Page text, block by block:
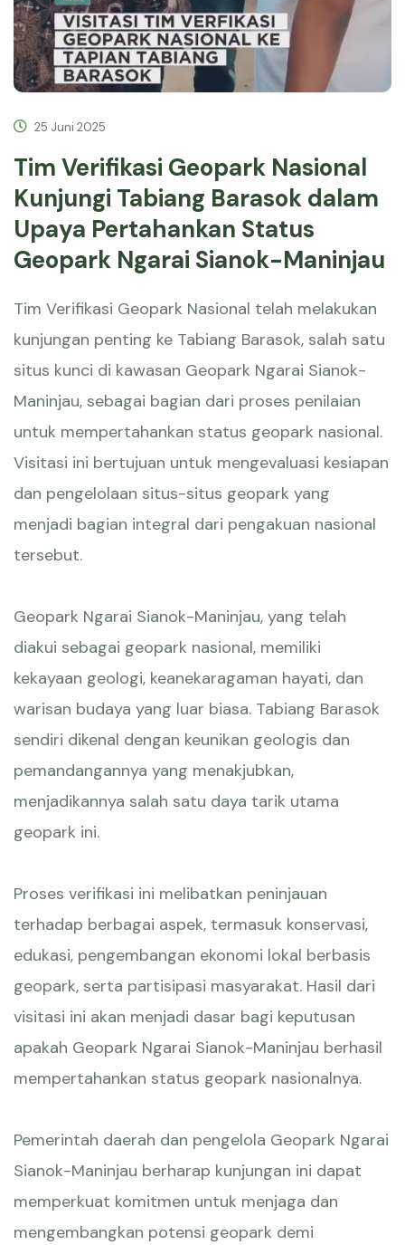
25 Juni 2025
Tim Verifikasi Geopark Nasional
Kunjungi Tabiang Barasok dalam
Upaya Pertahankan Status
Geopark Ngarai Sianok-Maninjau
Tim Verifikasi Geopark Nasional telah melakukan
kunjungan penting ke Tabiang Barasok, salah satu
situs kunci di kawasan Geopark Ngarai Sianok-
Maninjau, sebagai bagian dari proses penilaian
untuk mempertahankan status geopark nasional.
Visitasi ini bertujuan untuk mengevaluasi kesiapan
dan pengelolaan situs-situs geopark yang
menjadi bagian integral dari pengakuan nasional
tersebut.
Geopark Ngarai Sianok-Maninjau, yang telah
diakui sebagai geopark nasional, memiliki
kekayaan geologi, keanekaragaman hayati, dan
warisan budaya yang luar biasa. Tabiang Barasok
sendiri dikenal dengan keunikan geologis dan
pemandangannya yang menakjubkan,
menjadikannya salah satu daya tarik utama
geopark ini.
Proses verifikasi ini melibatkan peninjauan
terhadap berbagai aspek, termasuk konservasi,
edukasi, pengembangan ekonomi lokal berbasis
geopark, serta partisipasi masyarakat. Hasil dari
visitasi ini akan menjadi dasar bagi keputusan
apakah Geopark Ngarai Sianok-Maninjau berhasil
mempertahankan status geopark nasionalnya.
Pemerintah daerah dan pengelola Geopark Ngarai
Sianok-Maninjau berharap kunjungan ini dapat
memperkuat komitmen untuk menjaga dan
mengembangkan potensi geopark demi